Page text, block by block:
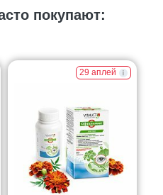
покупают:
29 аплей